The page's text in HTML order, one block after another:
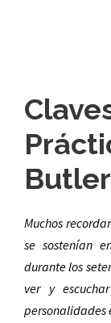
Butler
Muchos
se sostenían
durante los
ver y
personalidades